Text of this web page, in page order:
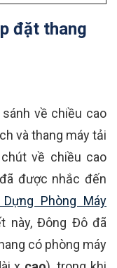
đặt thang
về chiều cao
và thang máy tải
về chiều cao
được nhắc đến
Phòng Máy
này, Đông Đô đã
có phòng máy